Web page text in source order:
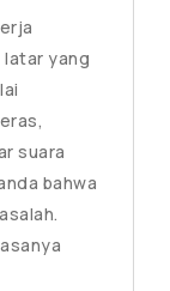
yang
suara
bahwa